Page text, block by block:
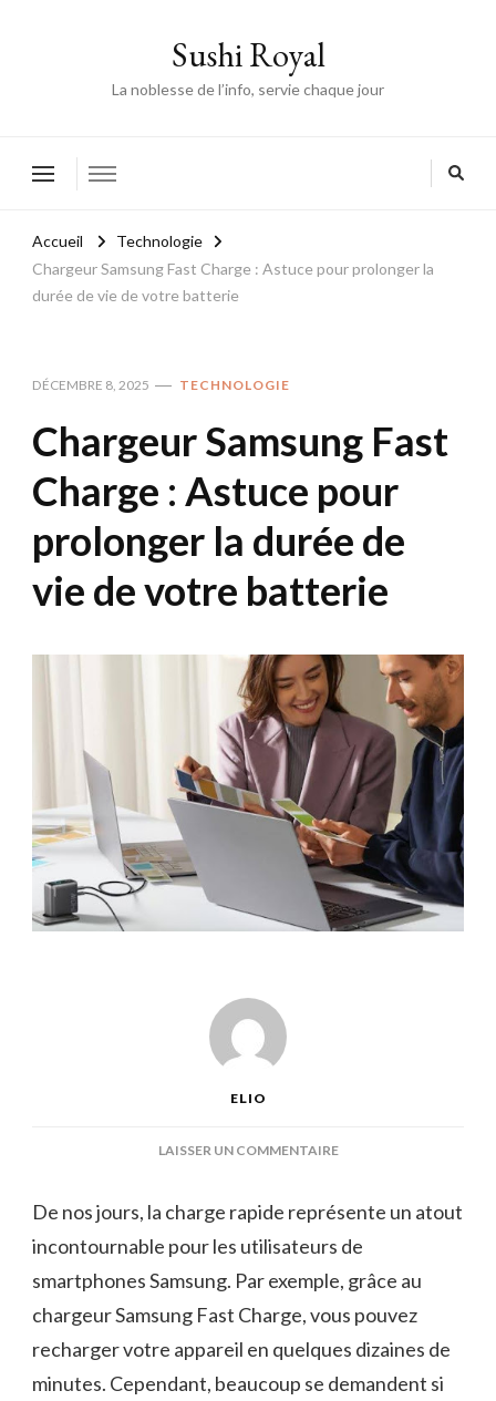
Sushi Royal
La noblesse de l’info, servie chaque jour
Accueil
Technologie
Chargeur Samsung Fast Charge : Astuce pour prolonger la
durée de vie de votre batterie
DÉCEMBRE 8, 2025 TECHNOLOGIE
Chargeur Samsung Fast
Charge : Astuce pour
prolonger la durée de
vie de votre batterie
ELIO
LAISSER UN COMMENTAIRESUR
FAST
CHARGE
ASTUCE
POUR
LA
DURÉE
De nos jours, la charge rapide représente un atout
incontournable pour les utilisateurs de
smartphones Samsung. Par exemple, grâce au
chargeur Samsung Fast Charge, vous pouvez
recharger votre appareil en quelques dizaines de
minutes. Cependant, beaucoup se demandent si